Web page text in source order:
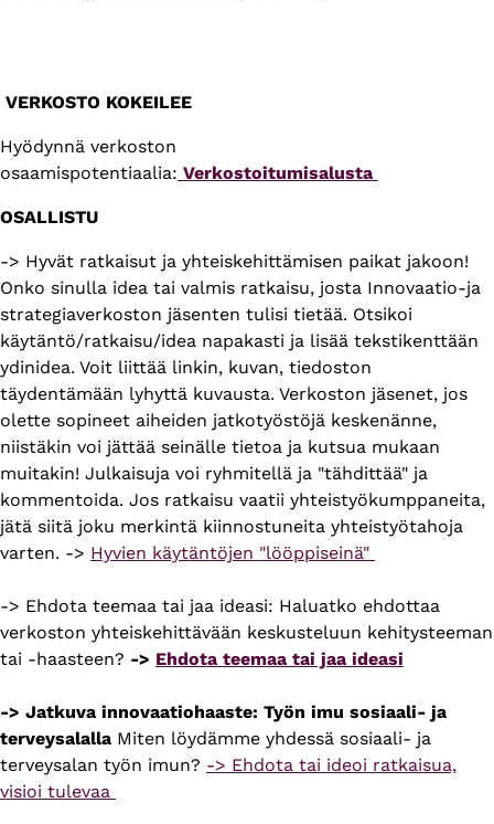
VERKOSTO KOKEILEE
Hyödynnä verkoston
osaamispotentiaalia: Verkostoitumisalusta
OSALLISTU
-> Hyvät ratkaisut ja yhteiskehittämisen paikat jakoon!
Onko sinulla idea tai valmis ratkaisu, josta Innovaatio-ja
strategiaverkoston jäsenten tulisi tietää. Otsikoi
käytäntö/ratkaisu/idea napakasti ja lisää tekstikenttään
ydinidea. Voit liittää linkin, kuvan, tiedoston
täydentämään lyhyttä kuvausta. Verkoston jäsenet, jos
olette sopineet aiheiden jatkotyöstöjä keskenänne,
niistäkin voi jättää seinälle tietoa ja kutsua mukaan
muitakin! Julkaisuja voi ryhmitellä ja "tähdittää" ja
kommentoida. Jos ratkaisu vaatii yhteistyökumppaneita,
jätä siitä joku merkintä kiinnostuneita yhteistyötahoja
varten. -> Hyvien käytäntöjen "lööppiseinä"
-> Ehdota teemaa tai jaa ideasi: Haluatko ehdottaa
verkoston yhteiskehittävään keskusteluun kehitysteeman
tai -haasteen? -> Ehdota teemaa tai jaa ideasi
-> Jatkuva innovaatiohaaste: Työn imu sosiaali- ja
terveysalalla Miten löydämme yhdessä sosiaali- ja
terveysalan työn imun? -> Ehdota tai ideoi ratkaisua,
visioi tulevaa